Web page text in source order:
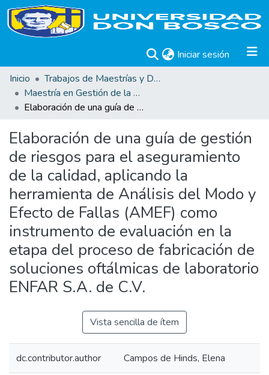
Iniciar sesión (current)
Inicio
Trabajos de Maestrías y Doctorados
Maestría en Gestión de la Calidad
Elaboración de una guía de gestión de riesgos para el aseguramiento de la calidad, aplicando la herramienta de Análisis del Modo y Efecto de Fallas (AMEF) como instrumento de evaluación en la etapa del proceso de fabricación de soluciones oftálmicas de laboratorio ENFAR S.A. de C.V.
Elaboración de una guía de gestión
de riesgos para el aseguramiento
de la calidad, aplicando la
herramienta de Análisis del Modo y
Efecto de Fallas (AMEF) como
instrumento de evaluación en la
etapa del proceso de fabricación de
soluciones oftálmicas de laboratorio
ENFAR S.A. de C.V.
Vista sencilla de ítem
dc.contributor.author Campos de Hinds, Elena